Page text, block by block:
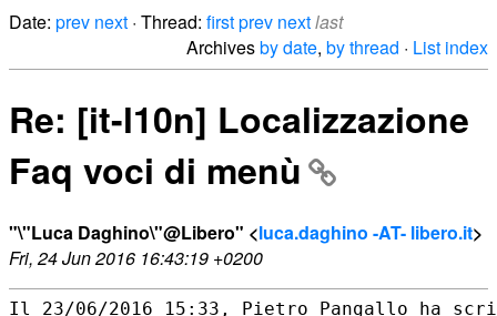
Date: prev next · Thread: firstprev nextlast
Archivesby date, by thread · List index
Re: [it-l10n] Localizzazione
Faq voci di menù
"\"Luca Daghino\"@Libero" <luca.daghino -AT- libero.it>
Fri, 24 Jun 2016 16:43:19 +0200